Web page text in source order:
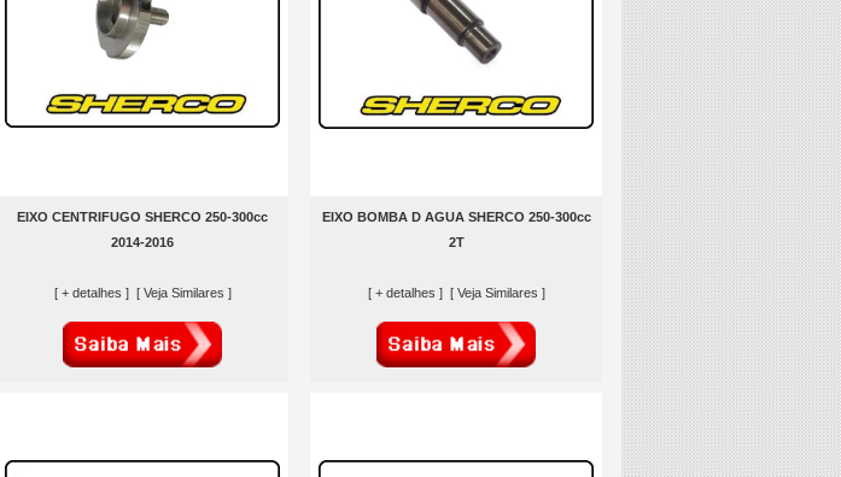
EIXO CENTRIFUGO SHERCO 250-300cc
2014-2016
[ + detalhes ] [ Veja Similares ]
EIXO BOMBA D AGUA SHERCO 250-300cc
2T
[ + detalhes ] [ Veja Similares ]